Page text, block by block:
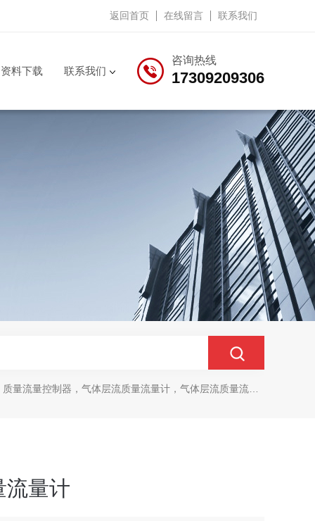
返回首页 在线留言 联系我们
咨询热线
17309209306
资料下载 联系我们
量流量控制器，气体层流质量流量计，气体层流质量流量控制器
流量计